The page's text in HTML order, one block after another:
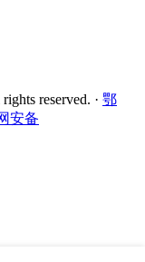
reserved. · 鄂
安备